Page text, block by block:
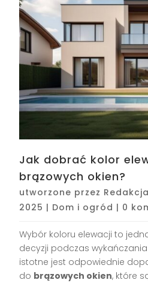
Jak dobrać kolor
brązowych okien?
utworzone przez
2025 | Dom i ogród | 0
Wybór koloru elewacji to
decyzji podczas
istotne jest odpowiednie
do brązowych okien, które